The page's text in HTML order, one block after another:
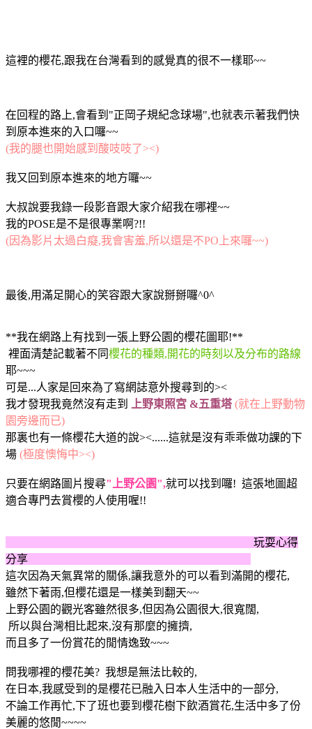
這裡的櫻花,跟我在台灣看到的感覺真的很不一樣耶~~
在回程的路上,會看到"正岡子規紀念球場",也就表示著我們快
到原本進來的入口囉~~
(我的腿也開始感到酸吱吱了><)
我又回到原本進來的地方囉~~
大叔說要我錄一段影音跟大家介紹我在哪裡~~
我的POSE是不是很專業啊?!!
(因為影片太過白癡,我會害羞,所以還是不PO上來囉~~)
最後,用滿足開心的笑容跟大家說掰掰囉^0^
**我在網路上有找到一張上野公園的櫻花圖耶!**
裡面清楚記載著不同櫻花的種類,開花的時刻以及分布的路線
耶~~~
可是...人家是回來為了寫網誌意外搜尋到的><
我才發現我竟然沒有走到
上野東照宮 &五重塔 (就在上野動物
園旁邊而已)
那裏也有一條櫻花大道的說><......這就是沒有乖乖做功課的下
場 (極度懊悔中><)
只要在網路圖片搜尋"上野公園",就可以找到囉! 這張地圖超
適合專門去賞櫻的人使用喔!!
玩耍心得
分享
這次因為天氣異常的關係,讓我意外的可以看到滿開的櫻花,
雖然下著雨,但櫻花還是一樣美到翻天~~
上野公園的觀光客雖然很多,但因為公園很大,很寬闊,
所以與台灣相比起來,沒有那麼的擁擠,
而且多了一份賞花的閒情逸致~~~
問我哪裡的櫻花美? 我想是無法比較的,
在日本,我感受到的是櫻花已融入日本人生活中的一部分,
不論工作再忙,下了班也要到櫻花樹下飲酒賞花,生活中多了份
美麗的悠閒~~~~